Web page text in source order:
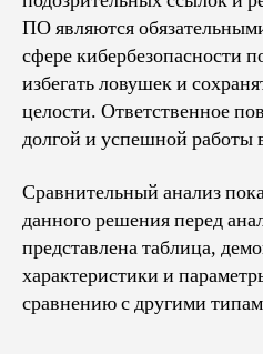
ПО являются
сфере кибербезопасности
избегать ловушек и
целости. Ответственное
долгой и успешной работы
Сравнительный анализ
данного решения перед
представлена таблица,
характеристики и
сравнению с другими